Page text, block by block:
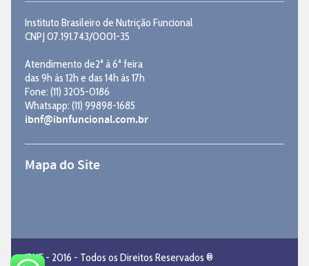
Instituto Brasileiro de Nutrição Funcional
CNPJ 07.191.743/0001-35
Atendimento de2ª à 6ª feira
das 9h às 12h e das 14h às 17h
Fone: (11) 3205-0186
Whatsapp: (11) 99898-1685
ibnf@ibnfuncional.com.br
Mapa do Site
IBNF - 2016 - Todos os Direitos Reservados ®